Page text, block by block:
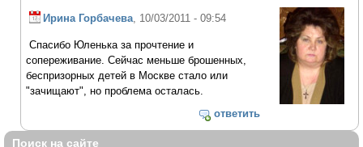
Ирина Горбачева , 10/03/2011 - 09:54
Спасибо Юленька за прочтение и
сопереживание. Сейчас меньше брошенных,
беспризорных детей в Москве стало или
"зачищают", но проблема осталась.
ответить
Поиск на сайте